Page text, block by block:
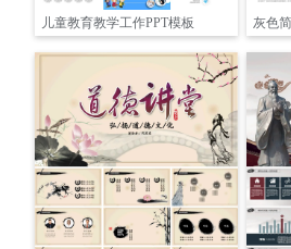
儿童教育教学工作PPT模板